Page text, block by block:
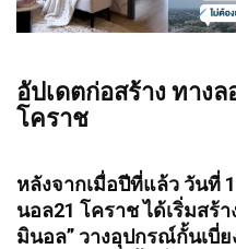
อัปเดตก่อสร้าง ทาง
โคราช
หลังจากเมื่อปีที่แล้ว วันที่
นอล21 โคราช ได้เริ่มสร้
มินอล” วางอุปกรณ์กั้นเบี่